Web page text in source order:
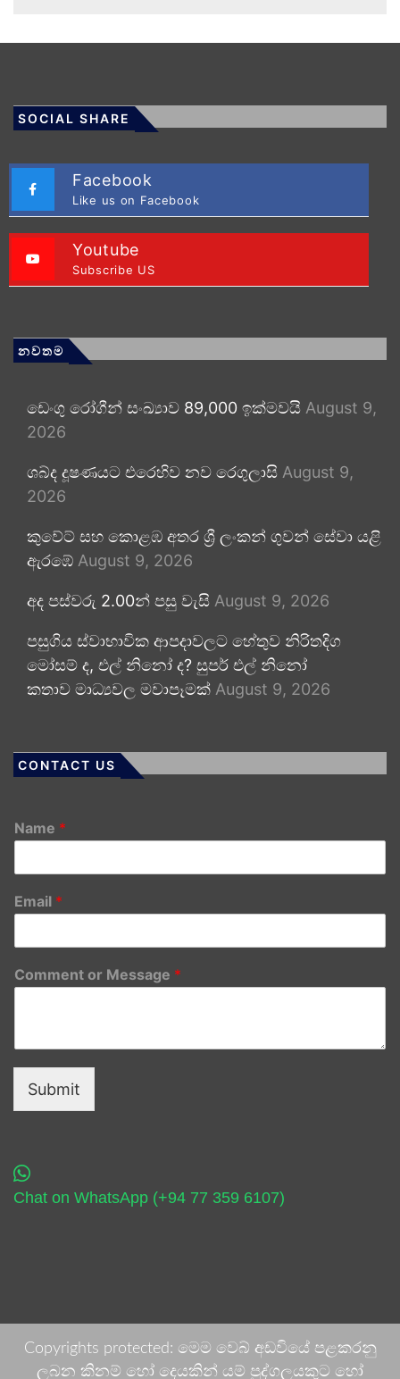
SOCIAL SHARE
Facebook
Like us on Facebook
Youtube
Subscribe US
නවතම
ඩෙංගු රෝගීන් සංඛ්‍යාව 89,000 ඉක්මවයි August 9,
2026
ශබ්ද දූෂණයට එරෙහිව නව රෙගුලාසි August 9,
2026
කුවේට් සහ කොළඹ අතර ශ්‍රී ලංකන් ගුවන් සේවා යළි
ඇරඹේ August 9, 2026
අද පස්වරු 2.00න් පසු වැසි August 9, 2026
පසුගිය ස්වාභාවික ආපදාවලට හේතුව නිරිතදිග
මෝසම් ද, එල් නිනෝ ද? සුපර් එල් නිනෝ
කතාව මාධ්‍යවල මවාපෑමක් August 9, 2026
CONTACT US
Name *
Email *
Comment or Message *
Submit
Chat on WhatsApp (+94 77 359 6107)
Copyrights protected: මෙම වෙබ් අඩවියේ පළකරනු
ලබන කිනම් හෝ දෙයකින් යම් පුද්ගලයකුට හෝ